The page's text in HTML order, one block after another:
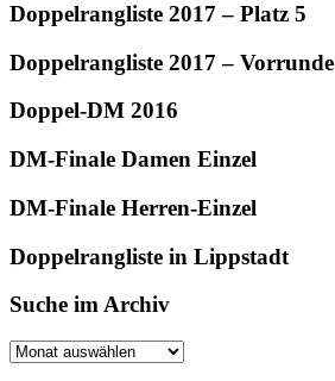
Doppelrangliste 2017 – Platz 5
Doppelrangliste 2017 – Vorrunde
Doppel-DM 2016
DM-Finale Damen Einzel
DM-Finale Herren-Einzel
Doppelrangliste in Lippstadt
Suche im Archiv
Suche